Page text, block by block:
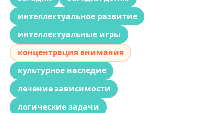
интеллектуальное развитие
интеллектуальные игры
концентрация внимания
культурное наследие
лечение зависимости
логические задачи